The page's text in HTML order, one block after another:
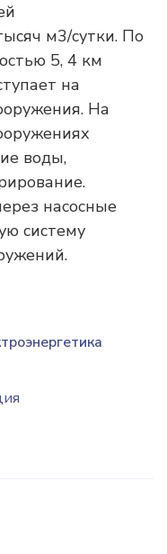
м3/сутки. По
5, 4 км
на
На
воды,
насосные
систему